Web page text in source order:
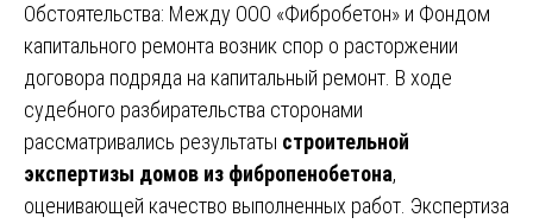
Обстоятельства: Между ООО «Фибробетон» и Фондом
капитального ремонта возник спор о расторжении
договора подряда на капитальный ремонт. В ходе
судебного разбирательства сторонами
рассматривались результаты строительной
экспертизы домов из фибропенобетона,
оценивающей качество выполненных работ. Экспертиза